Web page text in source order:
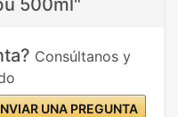
Consúltanos y
UNA PREGUNTA